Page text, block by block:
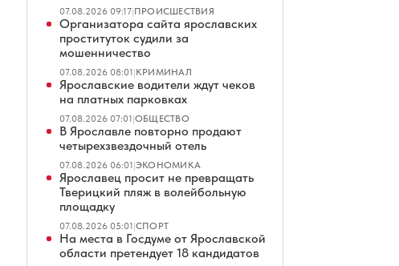
07.08.2026 09:17|ПРОИСШЕСТВИЯ
Организатора сайта ярославских
проституток судили за
мошенничество
07.08.2026 08:01|КРИМИНАЛ
Ярославские водители ждут чеков
на платных парковках
07.08.2026 07:01|ОБЩЕСТВО
В Ярославле повторно продают
четырехзвездочный отель
07.08.2026 06:01|ЭКОНОМИКА
Ярославец просит не превращать
Тверицкий пляж в волейбольную
площадку
07.08.2026 05:01|СПОРТ
На места в Госдуме от Ярославской
области претендует 18 кандидатов